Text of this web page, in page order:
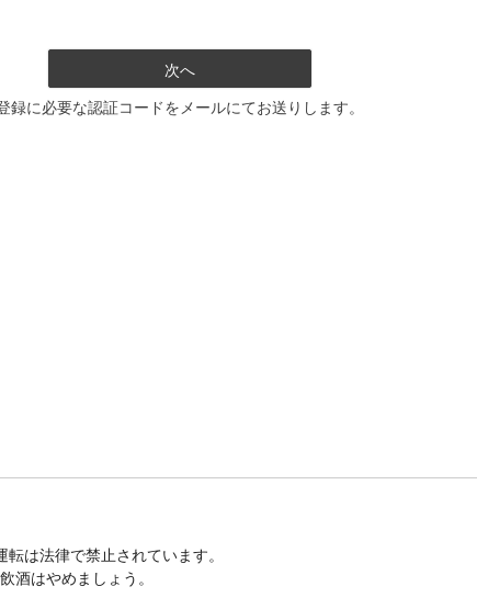
次へ
録に必要な認証コードをメールにてお送りします。
は法律で禁止されています。
酒はやめましょう。